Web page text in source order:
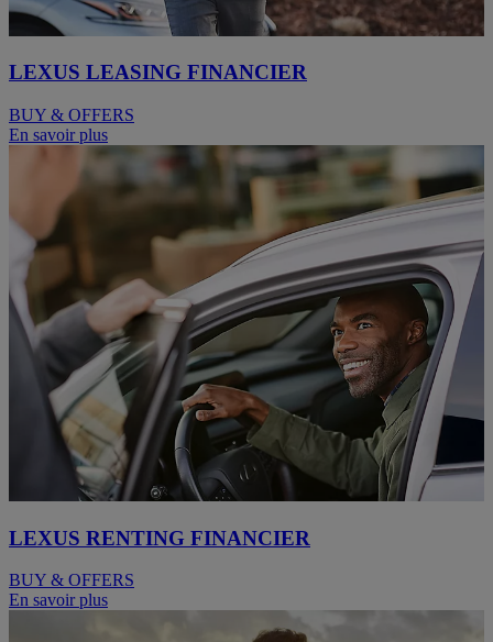
LEXUS LEASING FINANCIER
BUY & OFFERS
En savoir plus
LEXUS RENTING FINANCIER
BUY & OFFERS
En savoir plus